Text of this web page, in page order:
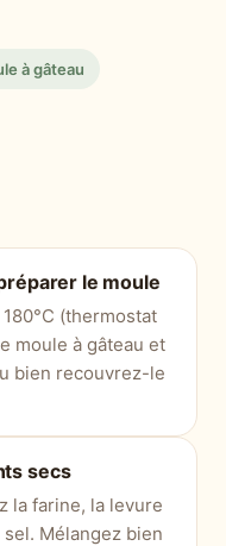
à gâteau
le moule
(thermostat
moule à gâteau et
bien recouvrez-le
secs
la farine, la levure
Mélangez bien